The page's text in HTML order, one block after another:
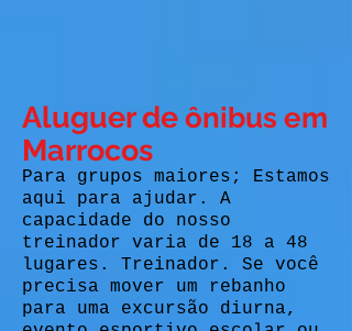
Aluguer de ônibus em
Marrocos
Para grupos maiores; Estamos
aqui para ajudar. A
capacidade do nosso
treinador varia de 18 a 48
lugares. Treinador. Se você
precisa mover um rebanho
para uma excursão diurna,